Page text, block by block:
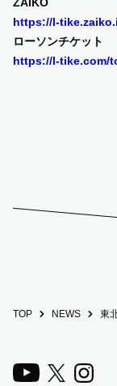
https://l-
ローソンチケット
https://l-tike.com/
TOP NEWS 東